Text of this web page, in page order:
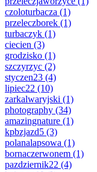
czoloturbacza (1)
przeleczborek (1)
turbaczyk (1)
ciecien (3)
grodzisko (1)
szczyrzyc (2)
styczen23 (4)
lipiec22 (10)
zarkalwaryjski (1)
photography (34)
amazingnature (1)
kpbzjazd5 (3)
polanalapsowa (1)
bornaczerwonem (1)
pazdziernik22 (4)